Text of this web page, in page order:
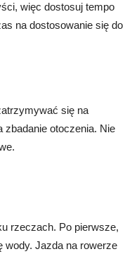
więc dostosuj tempo
na dostosowanie się do
się na
zbadanie otoczenia. Nie
rzeczach. Po pierwsze,
wody. Jazda na rowerze